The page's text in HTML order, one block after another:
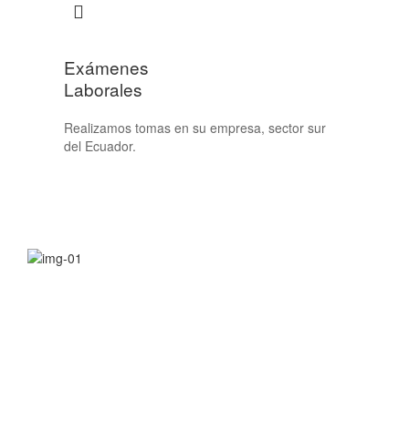
Exámenes
Laborales
Realizamos tomas en su empresa, sector sur
del Ecuador.